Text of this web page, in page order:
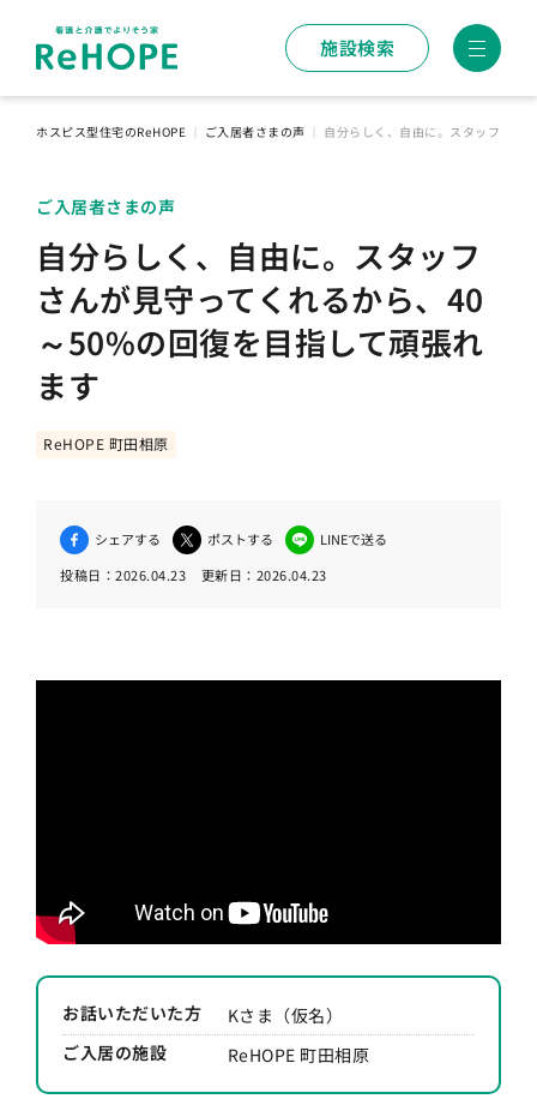
施設検索
ホスピス型住宅のReHOPE ご入居者さまの声 自分らしく、自由に。スタッフさん
ご入居者さまの声
自分らしく、自由に。スタッフ
さんが見守ってくれるから、40
～50%の回復を目指して頑張れ
ます
ReHOPE 町田相原
シェアする ポストする
LINEで送る
投稿日： 2026.04.23 更新日： 2026.04.23
お話いただいた方
Kさま（仮名）
ご入居の施設
ReHOPE 町田相原